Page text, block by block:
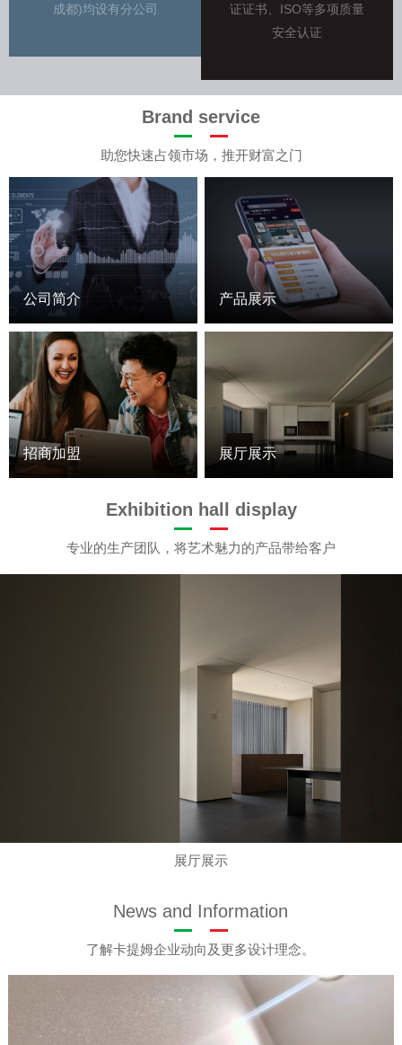
成都)均设有分公司
证证书、ISO等多项质量
安全认证
Brand service
助您快速占领市场，推开财富之门
公司简介 产品展示
招商加盟 展厅展示
Exhibition hall display
专业的生产团队，将艺术魅力的产品带给客户
News and Information
了解卡提姆企业动向及更多设计理念。